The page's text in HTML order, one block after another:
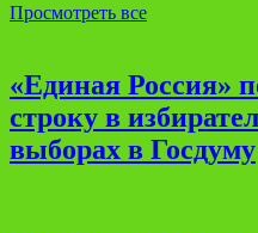
Просмотреть все
«Единая Россия»
строку в
выборах в Госдуму